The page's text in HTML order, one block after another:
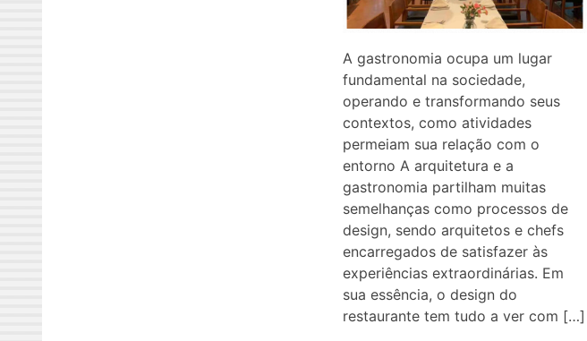
A gastronomia ocupa um lugar
fundamental na sociedade,
operando e transformando seus
contextos, como atividades
permeiam sua relação com o
entorno A arquitetura e a
gastronomia partilham muitas
semelhanças como processos de
design, sendo arquitetos e chefs
encarregados de satisfazer às
experiências extraordinárias. Em
sua essência, o design do
restaurante tem tudo a ver com […]